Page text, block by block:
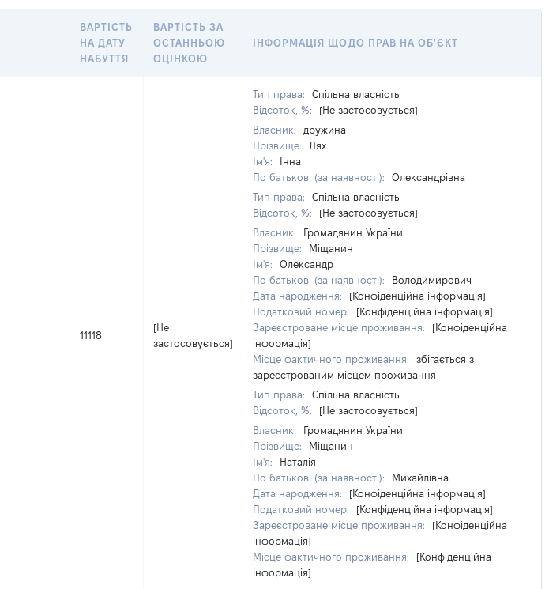
ВАРТІСТЬ
НА ДАТУ
НАБУТТЯ
ВАРТІСТЬ ЗА
ОСТАННЬОЮ
ОЦІНКОЮ
ІНФОРМАЦІЯ ЩОДО ПРАВ НА ОБ'ЄКТ
11118
[Не
застосовується]
Тип права:
Спільна власність
Відсоток, %:
[Не застосовується]
Власник:
дружина
Прізвище:
Лях
Ім'я:
Інна
По батькові (за наявності):
Олександрівна
Тип права:
Спільна власність
Відсоток, %:
[Не застосовується]
Власник:
Громадянин України
Прізвище:
Міщанин
Ім'я:
Олександр
По батькові (за наявності):
Володимирович
Дата народження:
[Конфіденційна інформація]
Податковий номер:
[Конфіденційна інформація]
Зареєстроване місце проживання:
[Конфіденційна
інформація]
Місце фактичного проживання:
збігається з
зареєстрованим місцем проживання
Тип права:
Спільна власність
Відсоток, %:
[Не застосовується]
Власник:
Громадянин України
Прізвище:
Міщанин
Ім'я:
Наталія
По батькові (за наявності):
Михайлівна
Дата народження:
[Конфіденційна інформація]
Податковий номер:
[Конфіденційна інформація]
Зареєстроване місце проживання:
[Конфіденційна
інформація]
Місце фактичного проживання:
[Конфіденційна
інформація]